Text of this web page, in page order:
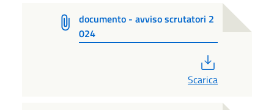
documento - avviso scrutatori 2
024
Scarica